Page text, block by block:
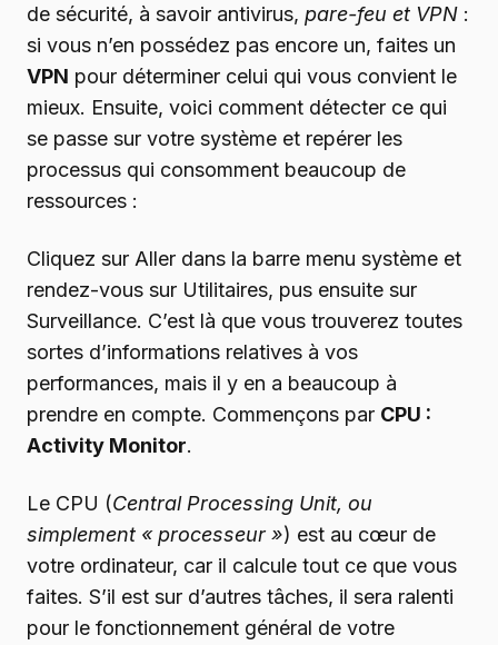
de sécurité, à savoir antivirus, pare-feu et VPN :
si vous n’en possédez pas encore un, faites un
VPN pour déterminer celui qui vous convient le
mieux. Ensuite, voici comment détecter ce qui
se passe sur votre système et repérer les
processus qui consomment beaucoup de
ressources :
Cliquez sur Aller dans la barre menu système et
rendez-vous sur Utilitaires, pus ensuite sur
Surveillance. C’est là que vous trouverez toutes
sortes d’informations relatives à vos
performances, mais il y en a beaucoup à
prendre en compte. Commençons par CPU :
Activity Monitor.
Le CPU (Central Processing Unit, ou
simplement « processeur ») est au cœur de
votre ordinateur, car il calcule tout ce que vous
faites. S’il est sur d’autres tâches, il sera ralenti
pour le fonctionnement général de votre